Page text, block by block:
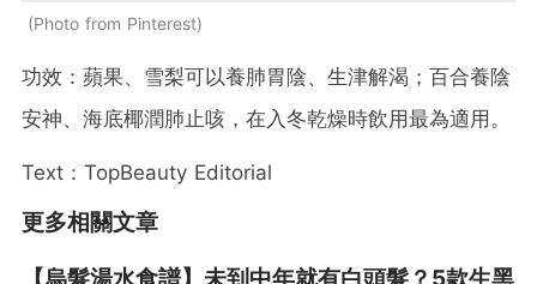
Photo from Pinterest
功效：蘋果、雪梨可以養肺胃陰、生津解渴；百合養陰
安神、海底椰潤肺止咳，在入冬乾燥時飲用最為適用。
Text：TopBeauty Editorial
更多相關文章